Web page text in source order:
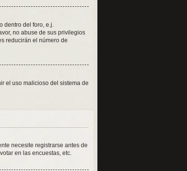
dentro del foro, e.j.
no abuse de sus privilegios
reducirán el número de
el uso malicioso del sistema de
necesite registrarse antes de
en las encuestas, etc.